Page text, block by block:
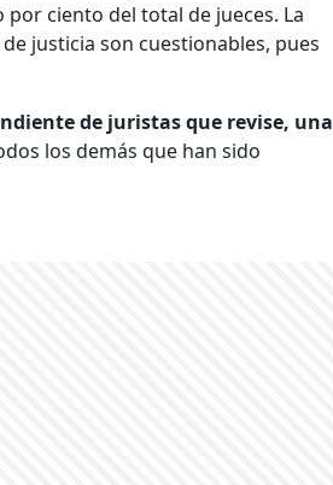
ciento del total de jueces. La
justicia son cuestionables, pues
de juristas que revise, una
los demás que han sido